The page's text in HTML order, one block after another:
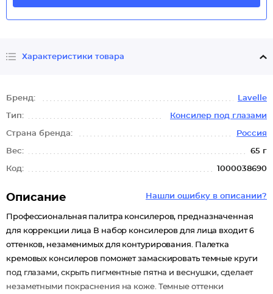
Характеристики товара
Бренд: Lavelle
Тип: Консилер под глазами
Страна бренда: Россия
Вес: 65 г
Код: 1000038690
Нашли ошибку в описании?
Описание
Профессиональная палитра консилеров, предназначенная
для коррекции лица В набор консилеров для лица входит 6
оттенков, незаменимых для контурирования. Палетка
кремовых консилеров поможет замаскировать темные круги
под глазами, скрыть пигментные пятна и веснушки, сделает
незаметными покраснения на коже. Темные оттенки